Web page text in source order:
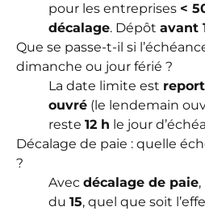
pour les entreprises <
décalage. Dépôt avant
Que se passe-t-il si
dimanche ou jour férié ?
La date limite est
ouvré (le lendemain
reste 12 h le jour
Décalage de paie : quelle
?
Avec décalage de paie
du 15, quel que soit